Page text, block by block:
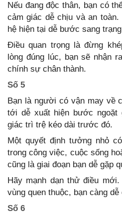
Nếu đang độc thân, bạn có
cảm giác dễ chịu và an
hệ hiện tại dễ bước sang
Điều quan trọng là đừng
lòng đúng lúc, bạn sẽ nhận
chính sự chân thành.
Số 5
Bạn là người có vận may về
tới dễ xuất hiện bước ngoặt
giác trì trệ kéo dài trước đó.
Một quyết định tưởng nhỏ
trong công việc, cuộc sống
cũng là giai đoạn bạn dễ gặp
Hãy mạnh dạn thử điều
vùng quen thuộc, bạn càng
Số 6